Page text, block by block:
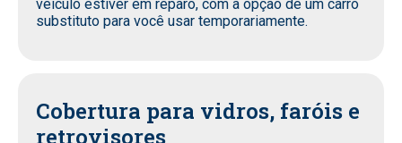
veículo estiver em reparo, com a opção de um carro
substituto para você usar temporariamente.
Cobertura para vidros, faróis e
retrovisores